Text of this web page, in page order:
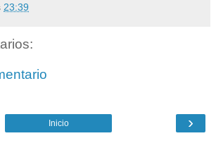
23:39
›
Inicio